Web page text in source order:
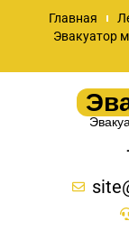
Главная
Эвакуатор